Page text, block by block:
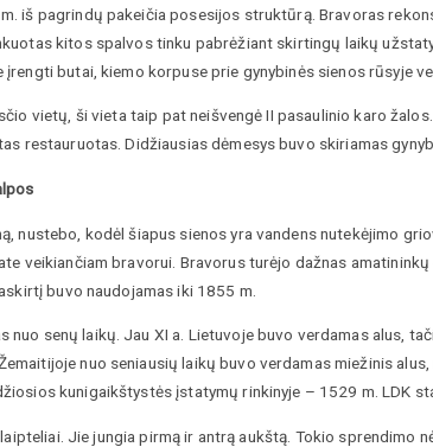
iš pagrindų pakeičia posesijos struktūrą. Bravoras
kitos spalvos tinku pabrėžiant skirtingų laikų
butai, kiemo korpuse prie gynybinės sienos rūsyje
vietų, ši vieta taip pat neišvengė II pasaulinio karo
restauruotas. Didžiausias dėmesys buvo skiriamas
nustebo, kodėl šiapus sienos yra vandens nutekėjimo
veikiančiam bravorui. Bravorus turėjo dažnas
buvo naudojamas iki 1855 m.
nuo senų laikų. Jau XI a. Lietuvoje buvo verdamas alus,
nuo seniausių laikų buvo verdamas miežinis
kunigaikštystės įstatymų rinkinyje – 1529 m. LDK
Jie jungia pirmą ir antrą aukštą. Tokio sprendimo